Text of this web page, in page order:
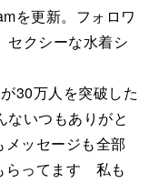
を更新。フォロワ
セクシーな水着シ
30万人を突破した
ないつもありがと
ッセージも全部
らってます 私も